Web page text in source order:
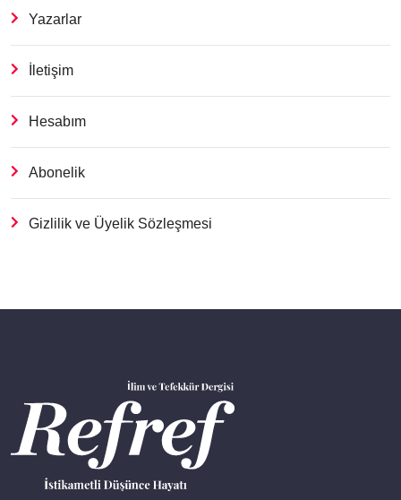
Yazarlar
İletişim
Hesabım
Abonelik
Gizlilik ve Üyelik Sözleşmesi